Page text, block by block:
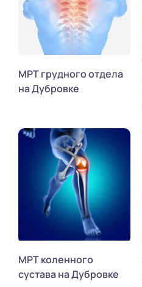
МРТ грудного отдела
на Дубровке
МРТ коленного
сустава на Дубровке